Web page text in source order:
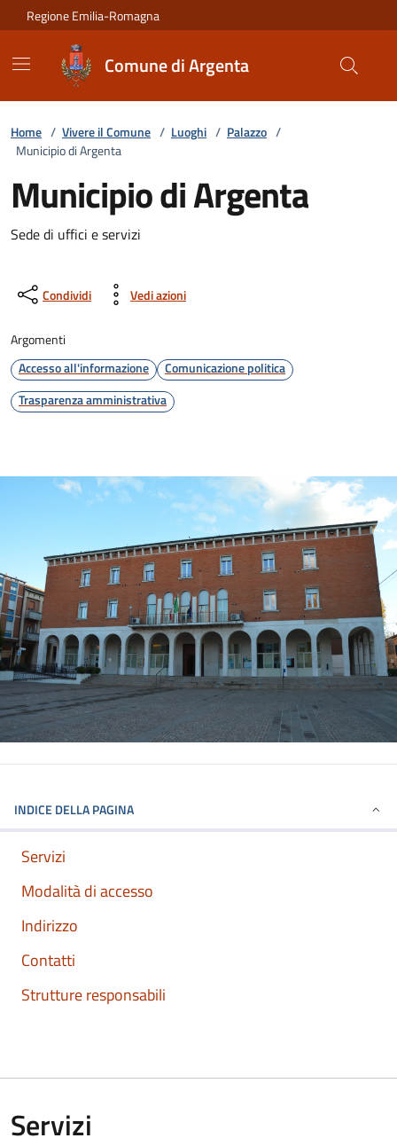
Vai ai contenuti
Vai al footer
Regione Emilia-Romagna
Comune di Argenta
Home / Vivere il Comune / Luoghi / Palazzo /
Municipio di Argenta
Municipio di Argenta
Sede di uffici e servizi
Condividi Vedi azioni
Argomenti
Accesso all'informazione
Comunicazione politica
Trasparenza amministrativa
INDICE DELLA PAGINA
Servizi
Modalità di accesso
Indirizzo
Contatti
Strutture responsabili
Servizi